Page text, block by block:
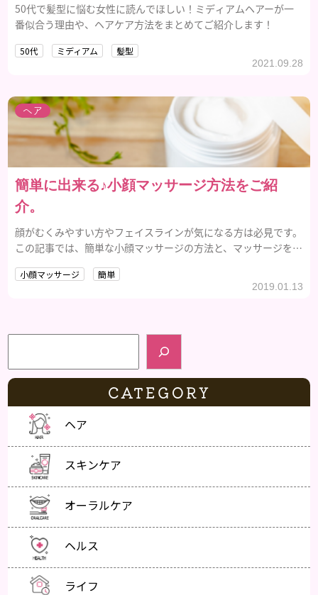
50代で髪型に悩む女性に読んでほしい！ミディアムヘアーが一
番似合う理由や、ヘアケア方法をまとめてご紹介します！
50代 ミディアム 髪型
2021.09.28
ヘア
簡単に出来る♪小顔マッサージ方法をご紹
介。
顔がむくみやすい方やフェイスラインが気になる方は必見です。
この記事では、簡単な小顔マッサージの方法と、マッサージをす
小顔マッサージ 簡単
2019.01.13
検索
CATEGORY
ヘア
スキンケア
オーラルケア
ヘルス
ライフ